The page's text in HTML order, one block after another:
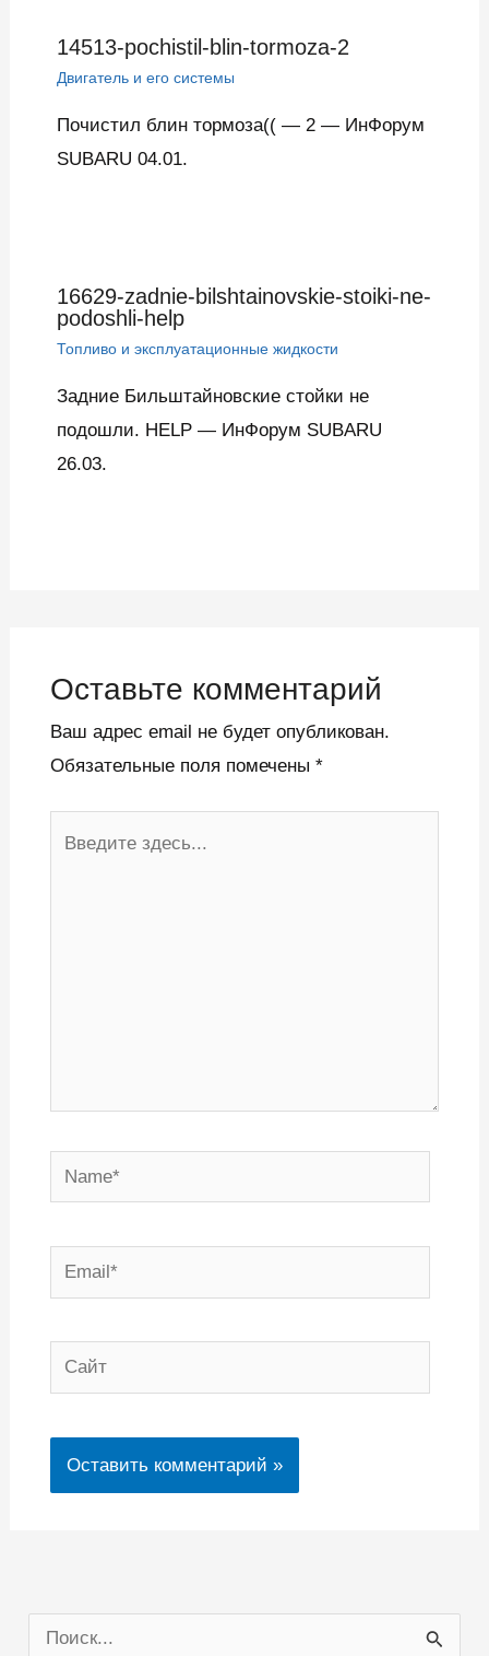
14513-pochistil-blin-tormoza-2
Двигатель и его системы
Почистил блин тормоза(( — 2 — ИнФорум
SUBARU 04.01.
16629-zadnie-bilshtainovskie-stoiki-ne-
podoshli-help
Топливо и эксплуатационные жидкости
Задние Бильштайновские стойки не
подошли. HELP — ИнФорум SUBARU
26.03.
Оставьте комментарий
Ваш адрес email не будет опубликован.
Обязательные поля помечены *
Name*
Email*
Сайт